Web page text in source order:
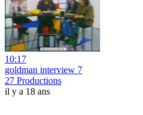
10:17
goldman interview 7
27 Productions
il y a 18 ans